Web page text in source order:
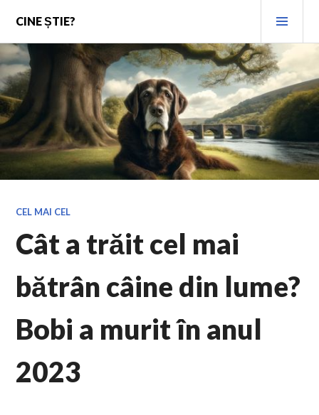
content
CINE ȘTIE?
CEL MAI CEL
Cât a trăit cel mai
bătrân câine din lume?
Bobi a murit în anul
2023